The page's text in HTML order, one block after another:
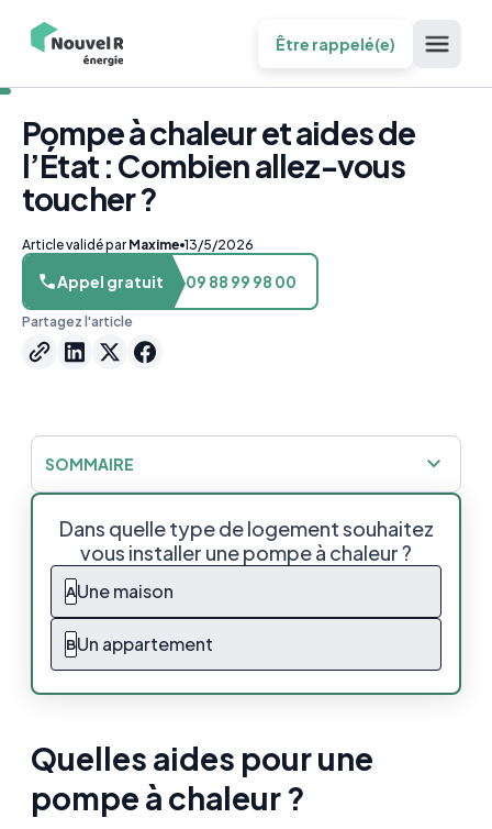
Être rappelé(e)
Pompe à chaleur et aides de
l’État : Combien allez-vous
toucher ?
Article validé par Maxime 13/5/2026
Appel gratuit 09 88 99 98 00
Partagez l'article
Dans quelle type de logement souhaitez
vous installer une pompe à chaleur ?
AUne maison
BUn appartement
Quelles aides pour une
pompe à chaleur ?
SOMMAIRE
MaPrimeRénov’
MaPrimeRénov' Sérénité
Les primes CEE
L’éco-PTZ
La TVA à 5,5%